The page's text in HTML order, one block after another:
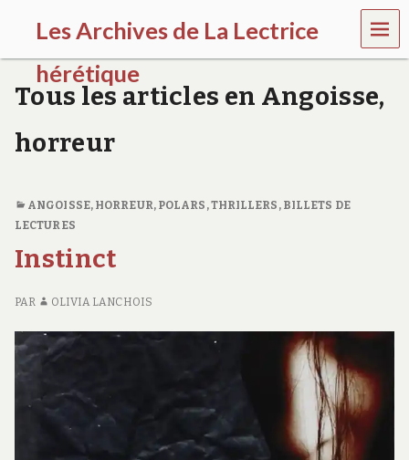
Les Archives de La Lectrice
hérétique
(
0
-
2
0
0
MEN
U
Tous les articles en Angoisse,
horreur
ANGOISSE, HORREUR, POLARS, THRILLERS , BILLETS DE
LECTURES
Instinct
PAR OLIVIA LANCHOIS